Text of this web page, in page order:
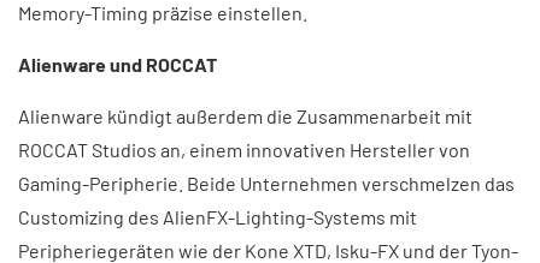
Memory-Timing präzise einstellen.
Alienware und ROCCAT
Alienware kündigt außerdem die Zusammenarbeit mit
ROCCAT Studios an, einem innovativen Hersteller von
Gaming-Peripherie. Beide Unternehmen verschmelzen das
Customizing des AlienFX-Lighting-Systems mit
Peripheriegeräten wie der Kone XTD, Isku-FX und der Tyon-